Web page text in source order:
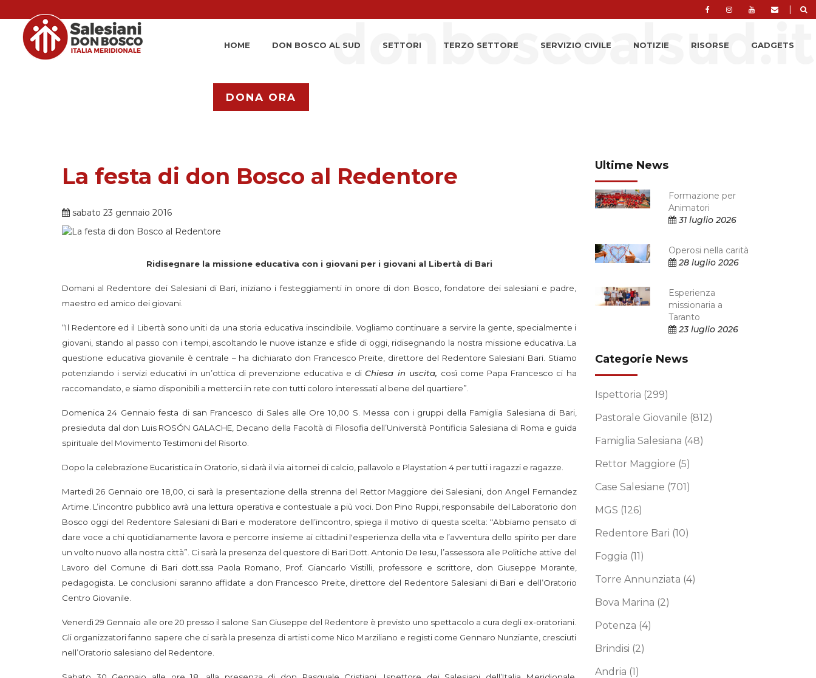
|
HOME DON BOSCO AL SUD SETTORI TERZO SETTORE SERVIZIO CIVILE NOTIZIE RISORSE GADGETS
DONA ORA
La festa di don Bosco al Redentore
sabato 23 gennaio 2016
Ridisegnare la missione educativa con i giovani per i giovani al Libertà di Bari
Domani al Redentore dei Salesiani di Bari, iniziano i festeggiamenti in onore di don Bosco, fondatore dei salesiani e padre,
maestro ed amico dei giovani.
“Il Redentore ed il Libertà sono uniti da una storia educativa inscindibile. Vogliamo continuare a servire la gente, specialmente i
giovani, stando al passo con i tempi, ascoltando le nuove istanze e sfide di oggi, ridisegnando la nostra missione educativa. La
questione educativa giovanile è centrale – ha dichiarato don Francesco Preite, direttore del Redentore Salesiani Bari. Stiamo
potenziando i servizi educativi in un’ottica di prevenzione educativa e diChiesa in uscita, così come Papa Francesco ci ha
raccomandato, e siamo disponibili a metterci in rete con tutti coloro interessati al bene del quartiere”.
Domenica 24 Gennaio festa di san Francesco di Sales alle Ore 10,00 S. Messa con i gruppi della Famiglia Salesiana di Bari,
presieduta dal don Luis ROSÓN GALACHE, Decano della Facoltà di Filosofia dell’Università Pontificia Salesiana di Roma e guida
spirituale del Movimento Testimoni del Risorto.
Dopo la celebrazione Eucaristica in Oratorio, si darà il via ai tornei di calcio, pallavolo e Playstation 4 per tutti i ragazzi e ragazze.
Martedì 26 Gennaio ore 18,00, ci sarà la presentazione della strenna del Rettor Maggiore dei Salesiani, don Angel Fernandez
Artime. L’incontro pubblico avrà una lettura operativa e contestuale a più voci. Don Pino Ruppi, responsabile del Laboratorio don
Bosco oggi del Redentore Salesiani di Bari e moderatore dell’incontro, spiega il motivo di questa scelta: “Abbiamo pensato di
dare voce a chi quotidianamente lavora e percorre insieme ai cittadini l'esperienza della vita e l’avventura dello spirito per dare
un volto nuovo alla nostra città”. Ci sarà la presenza del questore di Bari Dott. Antonio De Iesu, l’assessora alle Politiche attive del
Lavoro del Comune di Bari dott.ssa Paola Romano, Prof. Giancarlo Vistilli, professore e scrittore, don Giuseppe Morante,
pedagogista. Le conclusioni saranno affidate a don Francesco Preite, direttore del Redentore Salesiani di Bari e dell’Oratorio
Centro Giovanile.
Venerdì 29 Gennaio alle ore 20 presso il salone San Giuseppe del Redentore è previsto uno spettacolo a cura degli ex-oratoriani.
Gli organizzatori fanno sapere che ci sarà la presenza di artisti come Nico Marziliano e registi come Gennaro Nunziante, cresciuti
nell’Oratorio salesiano del Redentore.
Ultime News
Formazione per
Animatori
31 luglio 2026
Operosi nella carità
28 luglio 2026
Esperienza
missionaria a
Taranto
23 luglio 2026
Categorie News
Ispettoria (299)
Pastorale Giovanile (812)
Famiglia Salesiana (48)
Rettor Maggiore (5)
Case Salesiane (701)
MGS (126)
Redentore Bari (10)
Foggia (11)
Torre Annunziata (4)
Bova Marina (2)
Potenza (4)
Brindisi (2)
Andria (1)